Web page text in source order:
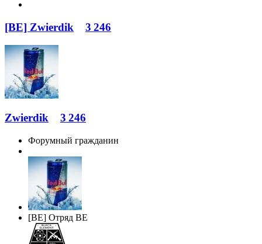
[BE] Zwierdik 3 246
Zwierdik 3 246
Форумный гражданин
[BE] Отряд BE